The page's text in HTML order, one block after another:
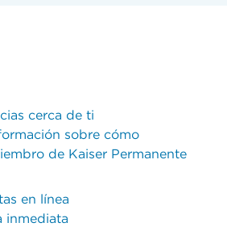
cerca de ti
sobre cómo
de Kaiser Permanente
en línea
inmediata